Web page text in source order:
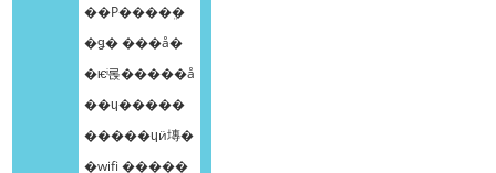
��Ρ����ܸ�
�ǥ� ���å�
�ѥͥ롡�����å
��ɥ�����
�����ɥӥ塼�
�wifi �����